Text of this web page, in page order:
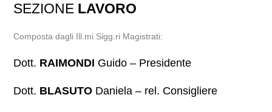
SEZIONE LAVORO
Composta dagli Ill.mi Sigg.ri Magistrati:
Dott. RAIMONDI Guido – Presidente
Dott. BLASUTO Daniela – rel. Consigliere